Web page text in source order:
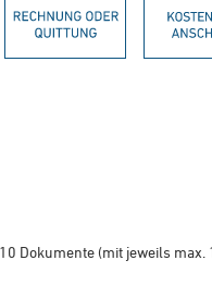
Dokumente (mit jeweils max.